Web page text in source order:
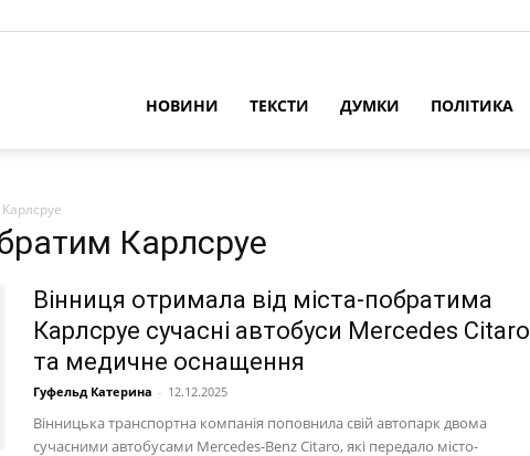
НОВИНИ ТЕКСТИ ДУМКИ ПОЛІТИКА
Карлсруе
Вінниця отримала від міста-побратима
Карлсруе сучасні автобуси Mercedes Citaro
та медичне оснащення
Гуфельд Катерина - 12.12.2025
Вінницька транспортна компанія поповнила свій автопарк двома
сучасними автобусами Mercedes-Benz Citaro, які передало місто-